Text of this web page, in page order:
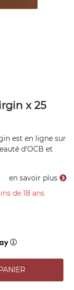
x 25
est en ligne sur
d'OCB et
en savoir plus
de 18 ans